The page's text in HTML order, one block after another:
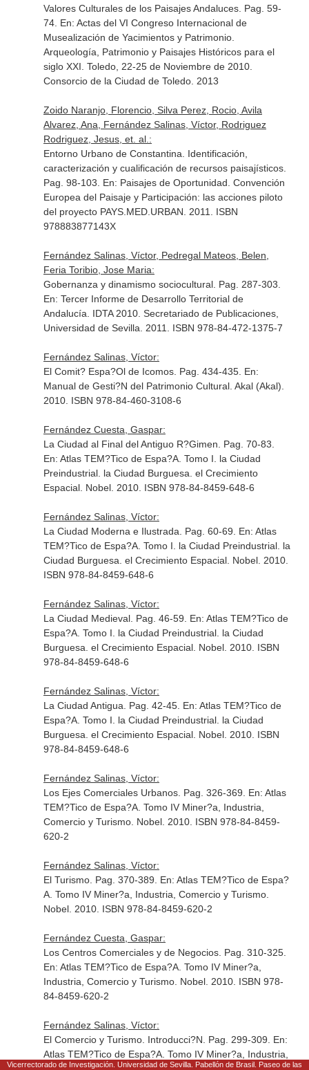
Valores Culturales de los Paisajes Andaluces. Pag. 59-
74. En: Actas del VI Congreso Internacional de
Musealización de Yacimientos y Patrimonio.
Arqueología, Patrimonio y Paisajes Históricos para el
siglo XXI. Toledo, 22-25 de Noviembre de 2010.
Consorcio de la Ciudad de Toledo. 2013
Zoido Naranjo, Florencio, Silva Perez, Rocio, Avila
Alvarez, Ana, Fernández Salinas, Víctor, Rodriguez
Rodriguez, Jesus, et. al.:
Entorno Urbano de Constantina. Identificación,
caracterización y cualificación de recursos paisajísticos.
Pag. 98-103. En: Paisajes de Oportunidad. Convención
Europea del Paisaje y Participación: las acciones piloto
del proyecto PAYS.MED.URBAN . 2011. ISBN
978883877143X
Fernández Salinas, Víctor, Pedregal Mateos, Belen,
Feria Toribio, Jose Maria:
Gobernanza y dinamismo sociocultural. Pag. 287-303.
En: Tercer Informe de Desarrollo Territorial de
Andalucía. IDTA 2010. Secretariado de Publicaciones,
Universidad de Sevilla. 2011. ISBN 978-84-472-1375-7
Fernández Salinas, Víctor:
El Comit? Espa?Ol de Icomos. Pag. 434-435. En:
Manual de Gesti?N del Patrimonio Cultural. Akal (Akal).
2010. ISBN 978-84-460-3108-6
Fernández Cuesta, Gaspar:
La Ciudad al Final del Antiguo R?Gimen. Pag. 70-83.
En: Atlas TEM?Tico de Espa?A. Tomo I. la Ciudad
Preindustrial. la Ciudad Burguesa. el Crecimiento
Espacial. Nobel. 2010. ISBN 978-84-8459-648-6
Fernández Salinas, Víctor:
La Ciudad Moderna e Ilustrada. Pag. 60-69. En: Atlas
TEM?Tico de Espa?A. Tomo I. la Ciudad Preindustrial. la
Ciudad Burguesa. el Crecimiento Espacial. Nobel. 2010.
ISBN 978-84-8459-648-6
Fernández Salinas, Víctor:
La Ciudad Medieval. Pag. 46-59. En: Atlas TEM?Tico de
Espa?A. Tomo I. la Ciudad Preindustrial. la Ciudad
Burguesa. el Crecimiento Espacial. Nobel. 2010. ISBN
978-84-8459-648-6
Fernández Salinas, Víctor:
La Ciudad Antigua. Pag. 42-45. En: Atlas TEM?Tico de
Espa?A. Tomo I. la Ciudad Preindustrial. la Ciudad
Burguesa. el Crecimiento Espacial. Nobel. 2010. ISBN
978-84-8459-648-6
Fernández Salinas, Víctor:
Los Ejes Comerciales Urbanos. Pag. 326-369. En: Atlas
TEM?Tico de Espa?A. Tomo IV Miner?a, Industria,
Comercio y Turismo. Nobel. 2010. ISBN 978-84-8459-
620-2
Fernández Salinas, Víctor:
El Turismo. Pag. 370-389. En: Atlas TEM?Tico de Espa?
A. Tomo IV Miner?a, Industria, Comercio y Turismo.
Nobel. 2010. ISBN 978-84-8459-620-2
Fernández Cuesta, Gaspar:
Los Centros Comerciales y de Negocios. Pag. 310-325.
En: Atlas TEM?Tico de Espa?A. Tomo IV Miner?a,
Industria, Comercio y Turismo. Nobel. 2010. ISBN 978-
84-8459-620-2
Fernández Salinas, Víctor:
El Comercio y Turismo. Introducci?N. Pag. 299-309. En:
Atlas TEM?Tico de Espa?A. Tomo IV Miner?a, Industria,
Vicerrectorado de Investigación. Universidad de Sevilla. Pabellón de Brasil. Paseo de las